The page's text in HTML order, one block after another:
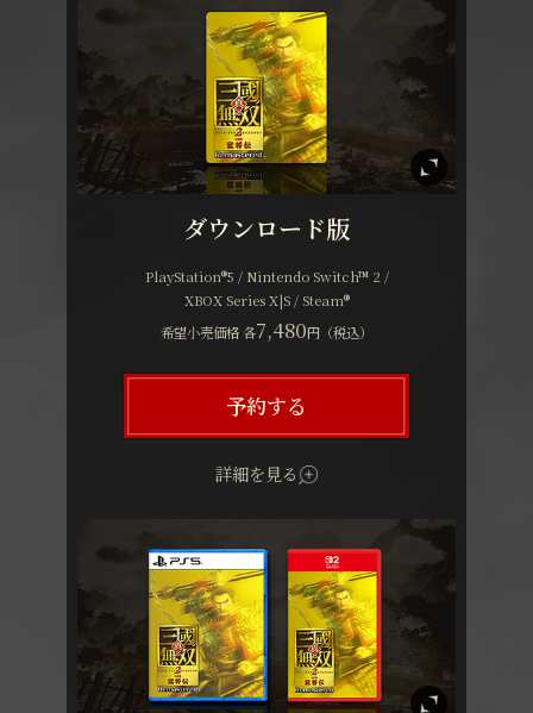
ダウンロード版
PlayStation®5 / Nintendo Switch™ 2 /
XBOX Series X|S / Steam®
希望小売価格 各7,480円（税込）
予約する
詳細を見る